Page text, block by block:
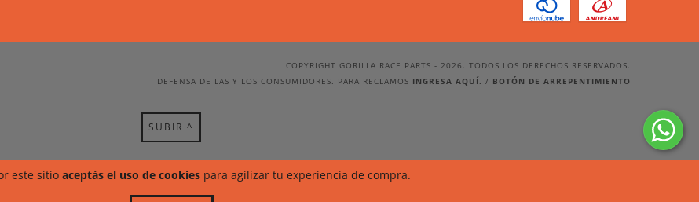
este sitio aceptás el uso de cookies para agilizar tu experiencia de compra.
COPYRIGHT GORILLA RACE PARTS - 2026. TODOS LOS DERECHOS RESERVADOS.
DEFENSA DE LAS Y LOS CONSUMIDORES. PARA RECLAMOS INGRESA AQUÍ. / BOTÓN DE ARREPENTIMIENTO
SUBIR ^